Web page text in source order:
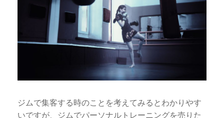
ジムで集客する時のことを考えてみるとわかりやす
いですが、ジムでパーソナルトレーニングを売りた